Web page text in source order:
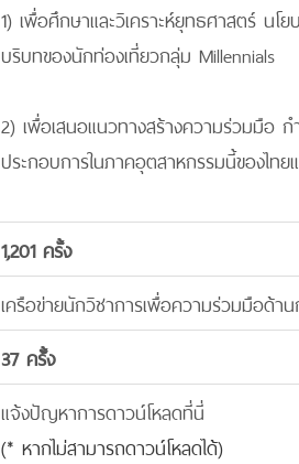
1) เพื่อศึกษาและวิเคราะห์ยุทธศาสตร์ นโ
บริบทของนักท่องเที่ยวกลุ่ม Millennials
2) เพื่อเสนอแนวทางสร้างความร่วมมือ
ประกอบการในภาคอุตสาหกรรมนี้ของไท
1,201 ครั้ง
เครือข่ายนักวิชาการเพื่อความร่วมมือด้าน
37 ครั้้ง
แจ้งปัญหาการดาวน์โหลดที่นี่
(* หากไม่สามารถดาวน์โหลดได้)